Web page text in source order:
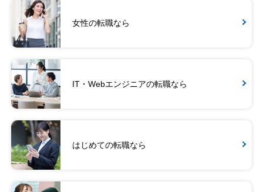
女性の転職なら
IT・Webエンジニアの転職なら
はじめての転職なら